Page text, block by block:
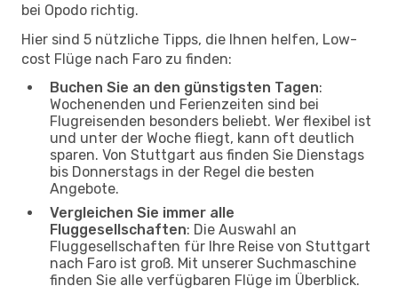
bei Opodo richtig.
Hier sind 5 nützliche Tipps, die Ihnen helfen, Low-
cost Flüge nach Faro zu finden:
Buchen Sie an den günstigsten Tagen:
Wochenenden und Ferienzeiten sind bei
Flugreisenden besonders beliebt. Wer flexibel ist
und unter der Woche fliegt, kann oft deutlich
sparen. Von Stuttgart aus finden Sie Dienstags
bis Donnerstags in der Regel die besten
Angebote.
Vergleichen Sie immer alle
Fluggesellschaften: Die Auswahl an
Fluggesellschaften für Ihre Reise von Stuttgart
nach Faro ist groß. Mit unserer Suchmaschine
finden Sie alle verfügbaren Flüge im Überblick.